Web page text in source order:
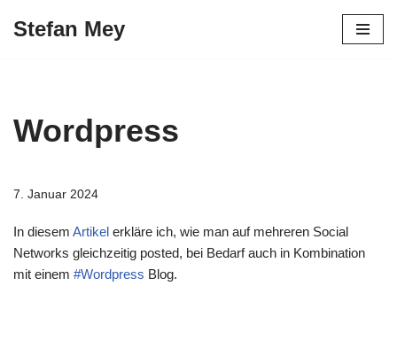
Stefan Mey
Wordpress
7. Januar 2024
In diesem Artikel erkläre ich, wie man auf mehreren Social
Networks gleichzeitig posted, bei Bedarf auch in Kombination
mit einem #Wordpress Blog.